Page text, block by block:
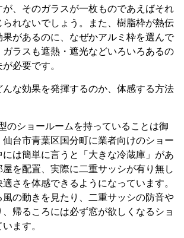
が、そのガラスが一枚ものであえばそれ
られないでしょう。また、樹脂枠が熱伝
があるのに、なぜかアルミ枠を選んで
ガラスも遮熱・遮光などいろいろあるの
必要です。
な効果を発揮するのか、体感する方法
ショールームを持っていることは御
台市青葉区国分町に業者向けのショー
には簡単に言うと「大きな冷蔵庫」があ
屋を配置、実際に二重サッシが有り無し
さを体感できるようになっています。
風の動きを見たり、二重サッシの防音や
帰るころには必ず窓が欲しくなるショ
ます。